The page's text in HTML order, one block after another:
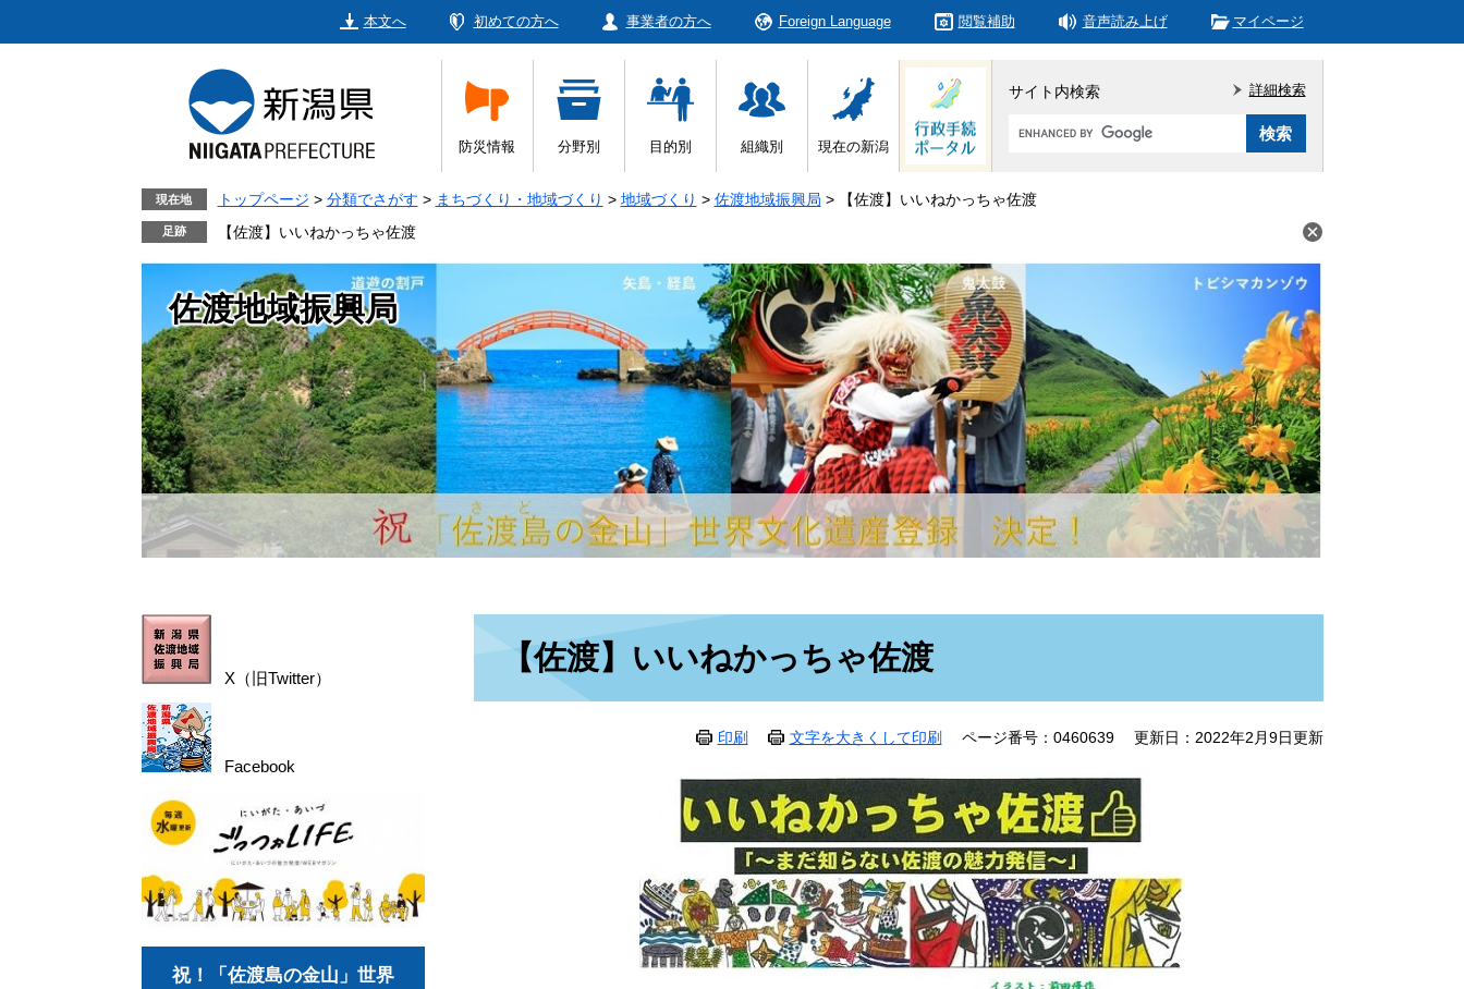
本文へ 初めての方へ 事業者の方へ Foreign Language 閲覧補助 音声読み上げ マイページ
防災情報 分野別 目的別 組織別 現在の新潟
サイト内検索
Google
タ
ム
詳細検索
現在地 トップページ > 分類でさがす > まちづくり・地域づくり > 地域づくり > 佐渡地域振興局 >
【佐渡】いいねかっちゃ佐渡
【佐渡】いいねかっちゃ佐渡
佐渡地域振興局
【佐渡】いいねかっちゃ佐渡
印刷 文字を大きくして印刷 ページ番号：0460639 更新日：2022年2月9日更新
X（旧Twitter）
Facebook
祝！「佐渡島の金山」世界